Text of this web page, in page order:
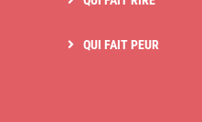
QUI FAIT PEUR